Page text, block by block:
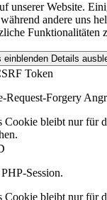
unserer Website.
andere uns
Funktionalitäten
einblenden Details
Token
Request-Forgery
Cookie bleibt nur für
Session.
Cookie bleibt nur für